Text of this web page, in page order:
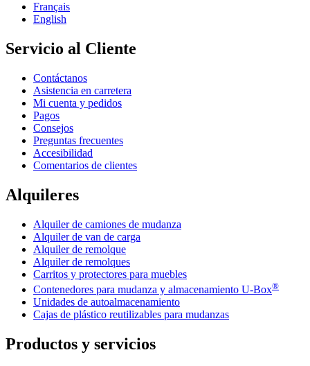
Français
English
Servicio al Cliente
Contáctanos
Asistencia en carretera
Mi cuenta y pedidos
Pagos
Consejos
Preguntas frecuentes
Accesibilidad
Comentarios de clientes
Alquileres
Alquiler de camiones de mudanza
Alquiler de van de carga
Alquiler de remolque
Alquiler de remolques
Carritos y protectores para muebles
Contenedores para mudanza y almacenamiento U-Box®
Unidades de autoalmacenamiento
Cajas de plástico reutilizables para mudanzas
Productos y servicios